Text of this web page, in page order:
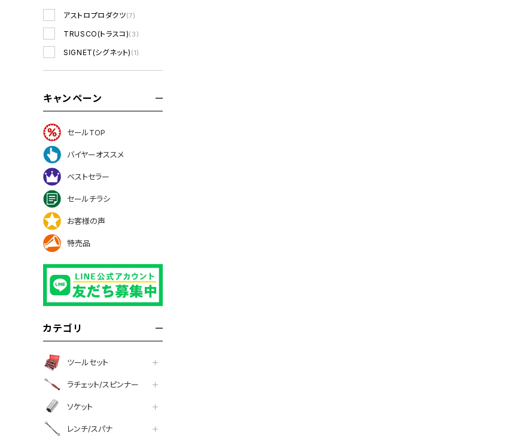
アストロプロダクツ(7)
TRUSCO(トラスコ)(3)
SIGNET(シグネット) (1)
キャンペーン
セールTOP
バイヤーオススメ
ベストセラー
セールチラシ
お客様の声
特売品
カテゴリ
ツールセット
ラチェット/スピンナー
ソケット
レンチ/スパナ